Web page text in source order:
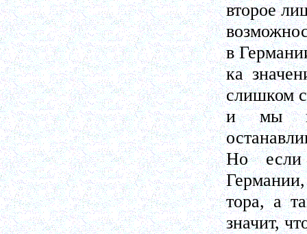
второе
в
ка
слишком
и мы
Но если
тора, а
значит,